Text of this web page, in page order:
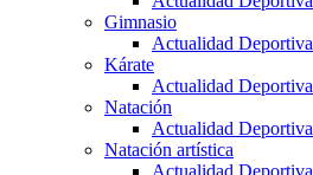
Gimnasio
Actualidad Deportiva
Kárate
Actualidad Deportiva
Natación
Actualidad Deportiva
Natación artística